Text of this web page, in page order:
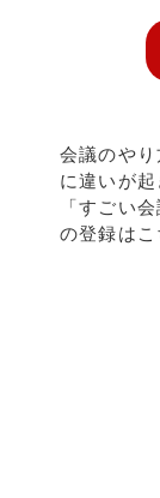
会議のや
に違いが
「すごい
の登録はこ